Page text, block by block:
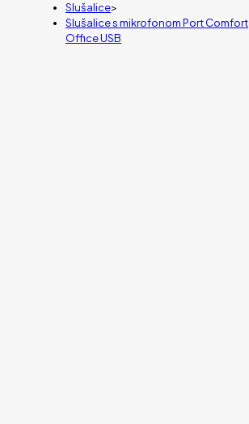
Slušalice>
Slušalice s mikrofonom Port Comfort
Office USB